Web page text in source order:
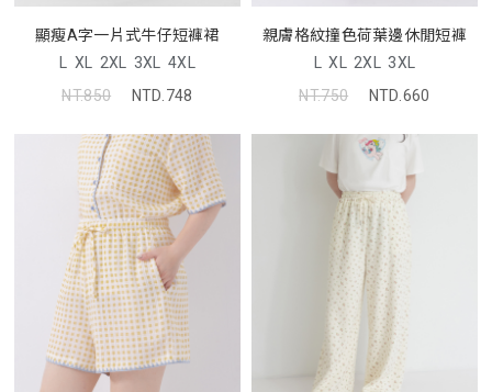
顯瘦A字一片式牛仔短褲裙
L XL 2XL 3XL 4XL
NT.850
NTD.748
親膚格紋撞色荷葉邊休閒短褲
L XL 2XL 3XL
NT.750
NTD.660